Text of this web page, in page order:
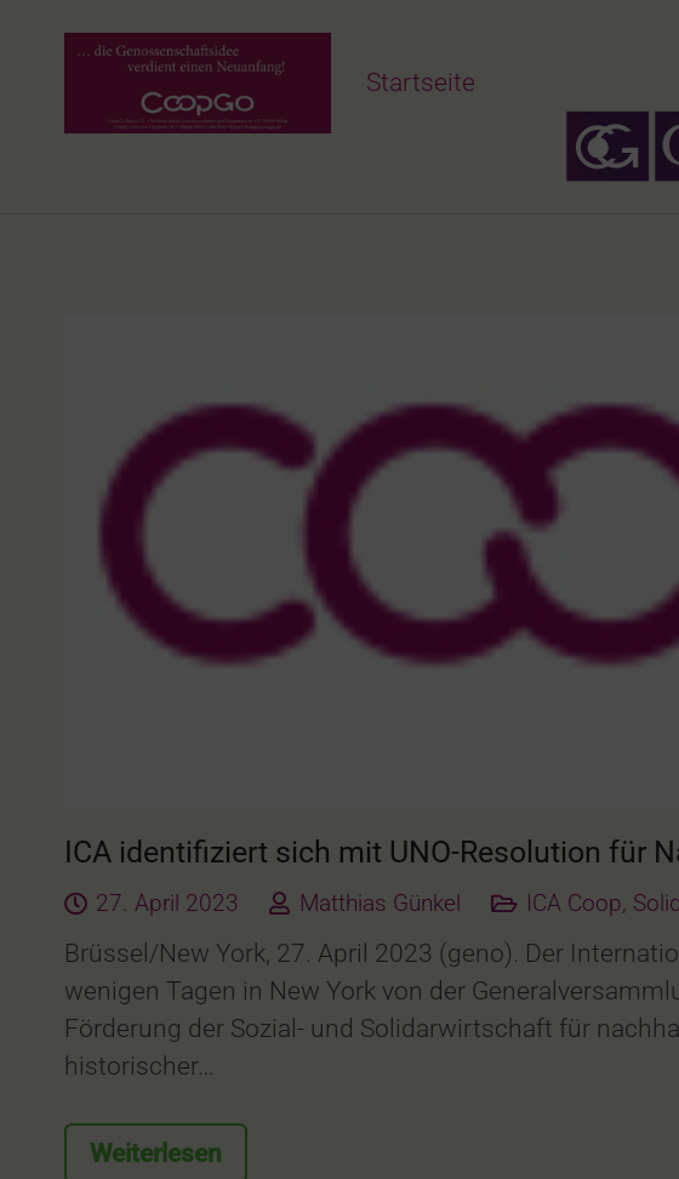
Startseite
ICA identifiziert sich mit UNO-Resolution für
27. April 2023 Matthias Günkel ICA Coop,
Brüssel/New York, 27. April 2023 (geno). Der
wenigen Tagen in New York von der
Förderung der Sozial- und Solidarwirtschaft für
historischer…
Weiterlesen